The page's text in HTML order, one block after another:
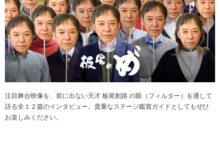
注目舞台映像を、前に出ない天才 板尾創路 の眼（フィルター）を通して
語る全１２篇のインタビュー。貴重なステージ鑑賞ガイドとしてもぜひ
お楽しみください。